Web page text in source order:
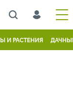
И РАСТЕНИЯ